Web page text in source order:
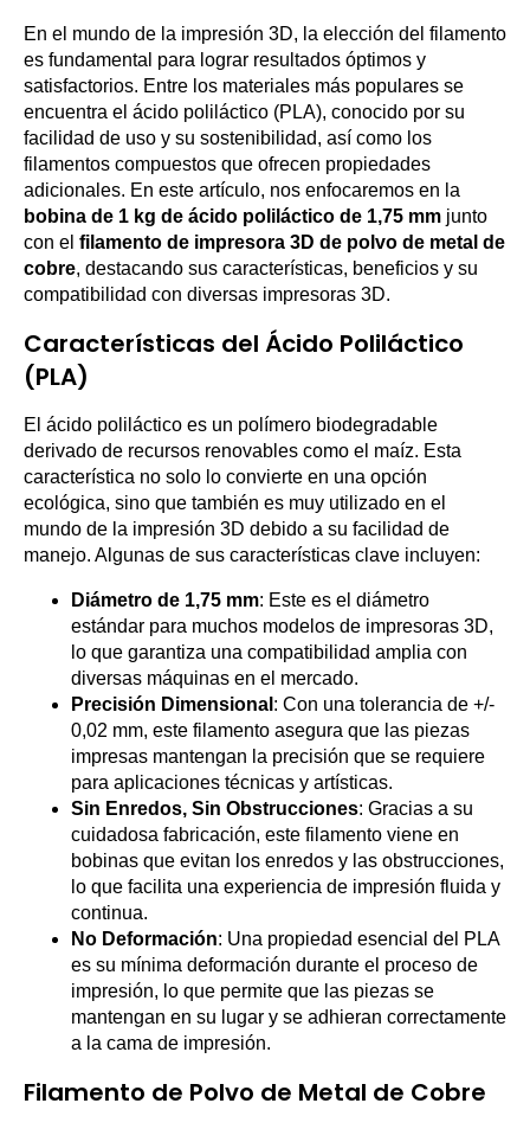
En el mundo de la impresión 3D, la elección del filamento
es fundamental para lograr resultados óptimos y
satisfactorios. Entre los materiales más populares se
encuentra el ácido poliláctico (PLA), conocido por su
facilidad de uso y su sostenibilidad, así como los
filamentos compuestos que ofrecen propiedades
adicionales. En este artículo, nos enfocaremos en la
bobina de 1 kg de ácido poliláctico de 1,75 mm junto
con el filamento de impresora 3D de polvo de metal de
cobre, destacando sus características, beneficios y su
compatibilidad con diversas impresoras 3D.
Características del Ácido Poliláctico
(PLA)
El ácido poliláctico es un polímero biodegradable
derivado de recursos renovables como el maíz. Esta
característica no solo lo convierte en una opción
ecológica, sino que también es muy utilizado en el
mundo de la impresión 3D debido a su facilidad de
manejo. Algunas de sus características clave incluyen:
Diámetro de 1,75 mm: Este es el diámetro
estándar para muchos modelos de impresoras 3D,
lo que garantiza una compatibilidad amplia con
diversas máquinas en el mercado.
Precisión Dimensional : Con una tolerancia de +/-
0,02 mm, este filamento asegura que las piezas
impresas mantengan la precisión que se requiere
para aplicaciones técnicas y artísticas.
Sin Enredos, Sin Obstrucciones: Gracias a su
cuidadosa fabricación, este filamento viene en
bobinas que evitan los enredos y las obstrucciones,
lo que facilita una experiencia de impresión fluida y
continua.
No Deformación: Una propiedad esencial del PLA
es su mínima deformación durante el proceso de
impresión, lo que permite que las piezas se
mantengan en su lugar y se adhieran correctamente
a la cama de impresión.
Filamento de Polvo de Metal de Cobre